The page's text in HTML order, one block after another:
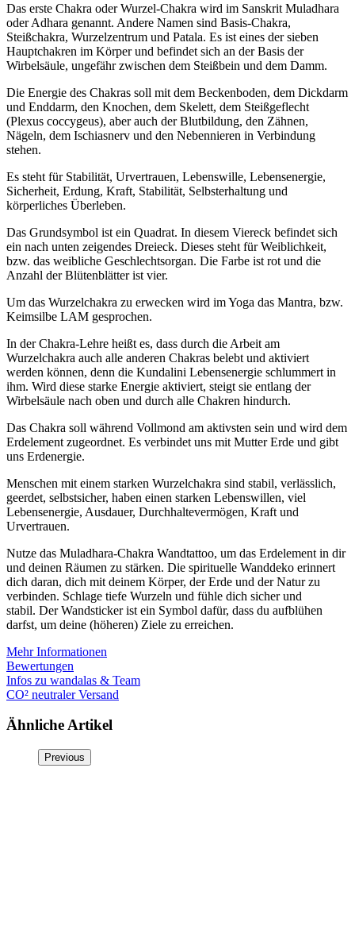
Das erste Chakra oder Wurzel-Chakra wird im Sanskrit Muladhara
oder Adhara genannt. Andere Namen sind Basis-Chakra,
Steißchakra, Wurzelzentrum und Patala. Es ist eines der sieben
Hauptchakren im Körper und befindet sich an der Basis der
Wirbelsäule, ungefähr zwischen dem Steißbein und dem Damm.
Die Energie des Chakras soll mit dem Beckenboden, dem Dickdarm
und Enddarm, den Knochen, dem Skelett, dem Steißgeflecht
(Plexus coccygeus), aber auch der Blutbildung, den Zähnen,
Nägeln, dem Ischiasnerv und den Nebennieren in Verbindung
stehen.
Es steht für Stabilität, Urvertrauen, Lebenswille, Lebensenergie,
Sicherheit, Erdung, Kraft, Stabilität, Selbsterhaltung und
körperliches Überleben.
Das Grundsymbol ist ein Quadrat. In diesem Viereck befindet sich
ein nach unten zeigendes Dreieck. Dieses steht für Weiblichkeit,
bzw. das weibliche Geschlechtsorgan. Die Farbe ist rot und die
Anzahl der Blütenblätter ist vier.
Um das Wurzelchakra zu erwecken wird im Yoga das Mantra, bzw.
Keimsilbe LAM gesprochen.
In der Chakra-Lehre heißt es, dass durch die Arbeit am
Wurzelchakra auch alle anderen Chakras belebt und aktiviert
werden können, denn die Kundalini Lebensenergie schlummert in
ihm. Wird diese starke Energie aktiviert, steigt sie entlang der
Wirbelsäule nach oben und durch alle Chakren hindurch.
Das Chakra soll während Vollmond am aktivsten sein und wird dem
Erdelement zugeordnet. Es verbindet uns mit Mutter Erde und gibt
uns Erdenergie.
Menschen mit einem starken Wurzelchakra sind stabil, verlässlich,
geerdet, selbstsicher, haben einen starken Lebenswillen, viel
Lebensenergie, Ausdauer, Durchhaltevermögen, Kraft und
Urvertrauen.
Nutze das Muladhara-Chakra Wandtattoo, um das Erdelement in dir
und deinen Räumen zu stärken. Die spirituelle Wanddeko erinnert
dich daran, dich mit deinem Körper, der Erde und der Natur zu
verbinden. Schlage tiefe Wurzeln und fühle dich sicher und
stabil. Der Wandsticker ist ein Symbol dafür, dass du aufblühen
darfst, um deine (höheren) Ziele zu erreichen.
Mehr Informationen
Bewertungen
Infos zu wandalas & Team
CO² neutraler Versand
Ähnliche Artikel
Previous